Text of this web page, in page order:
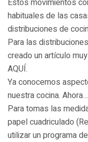
Estos movimientos
habituales de las
distribuciones de
Para las
creado un artículo
AQUÍ.
Ya conocemos
nuestra cocina.
Para tomas las
papel cuadriculado
utilizar un programa